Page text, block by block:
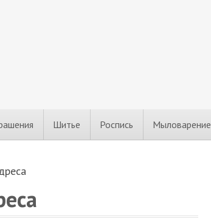
Шитье Роспись Мыловарение